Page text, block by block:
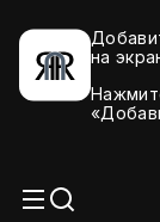
на